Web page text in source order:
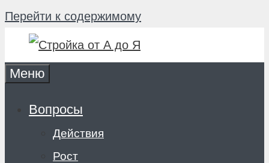
Перейти к содержимому
Меню
Вопросы
Действия
Рост